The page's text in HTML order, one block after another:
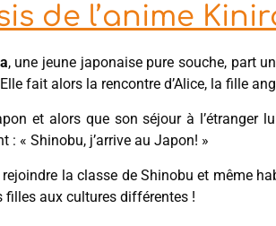
de l’anime
, une jeune japonaise pure souche, part
fait alors la rencontre d’Alice, la fille
et alors que son séjour à l’étranger
: « Shinobu, j’arrive au Japon! »
la classe de Shinobu et même
filles aux cultures différentes !